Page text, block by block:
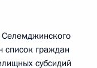
граждан
субсидий